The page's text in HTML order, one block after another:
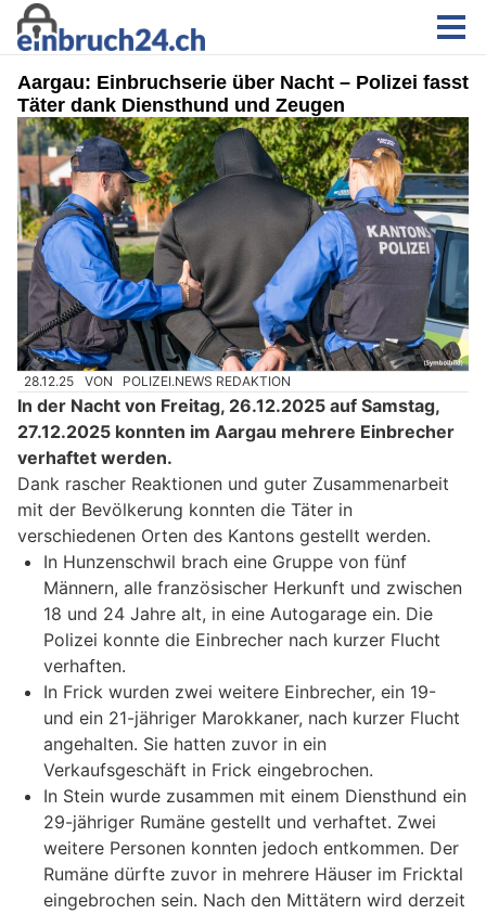
Aargau: Einbruchserie über Nacht – Polizei fasst
Täter dank Diensthund und Zeugen
28.12.25 VON POLIZEI.NEWS REDAKTION
In der Nacht von Freitag, 26.12.2025 auf Samstag,
27.12.2025 konnten im Aargau mehrere Einbrecher
verhaftet werden.
Dank rascher Reaktionen und guter Zusammenarbeit
mit der Bevölkerung konnten die Täter in
verschiedenen Orten des Kantons gestellt werden.
In Hunzenschwil brach eine Gruppe von fünf
Männern, alle französischer Herkunft und zwischen
18 und 24 Jahre alt, in eine Autogarage ein. Die
Polizei konnte die Einbrecher nach kurzer Flucht
verhaften.
In Frick wurden zwei weitere Einbrecher, ein 19-
und ein 21-jähriger Marokkaner, nach kurzer Flucht
angehalten. Sie hatten zuvor in ein
Verkaufsgeschäft in Frick eingebrochen.
In Stein wurde zusammen mit einem Diensthund ein
29-jähriger Rumäne gestellt und verhaftet. Zwei
weitere Personen konnten jedoch entkommen. Der
Rumäne dürfte zuvor in mehrere Häuser im Fricktal
eingebrochen sein. Nach den Mittätern wird derzeit